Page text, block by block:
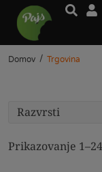
Domov / Trgovina
Prikazovanje